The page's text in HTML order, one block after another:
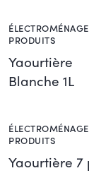
PRODUITS
Yaourtière
Blanche 1L
PRODUITS
Yaourtière 7